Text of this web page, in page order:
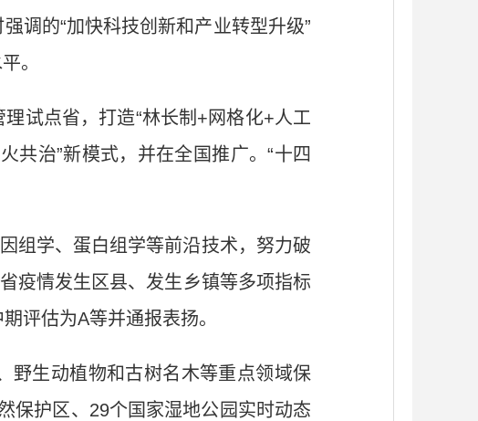
调的“加快科技创新和产业转型升级”
。
试点省，打造“林长制+网格化+人工
共治”新模式，并在全国推广。“十四
组学、蛋白组学等前沿技术，努力破
疫情发生区县、发生乡镇等多项指标
评估为A等并通报表扬。
野生动植物和古树名木等重点领域保
保护区、29个国家湿地公园实时动态